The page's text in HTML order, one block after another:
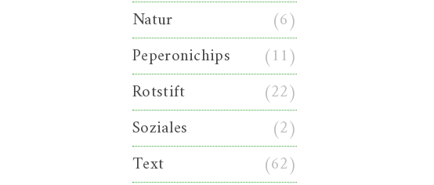
Natur
(6)
Peperonichips
(11)
Rotstift
(22)
Soziales
(2)
Text
(62)